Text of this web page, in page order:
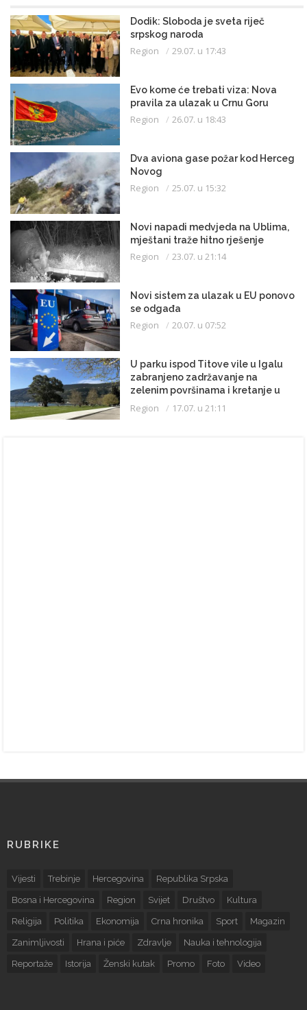
Dodik: Sloboda je sveta riječ
srpskog naroda
Region 29.07. u 17:43
Evo kome će trebati viza: Nova
pravila za ulazak u Crnu Goru
Region 26.07. u 18:43
Dva aviona gase požar kod Herceg
Novog
Region 25.07. u 15:32
Novi napadi medvjeda na Ublima,
mještani traže hitno rješenje
Region 23.07. u 21:14
Novi sistem za ulazak u EU ponovo
se odgađa
Region 20.07. u 07:52
U parku ispod Titove vile u Igalu
zabranjeno zadržavanje na
zelenim površinama i kretanje u
kupaćem kostimu
Region 17.07. u 21:11
RUBRIKE
Vijesti Trebinje Hercegovina Republika Srpska
Bosna i Hercegovina Region Svijet Društvo Kultura
Religija Politika Ekonomija Crna hronika Sport Magazin
Zanimljivosti Hrana i piće Zdravlje Nauka i tehnologija
Reportaže Istorija Ženski kutak Promo Foto Video